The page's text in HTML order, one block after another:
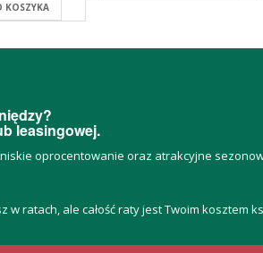
KOSZYKA
leasingowej.
oprocentowanie oraz atrakcyjne
ratach, ale całość raty jest Twoim kosztem